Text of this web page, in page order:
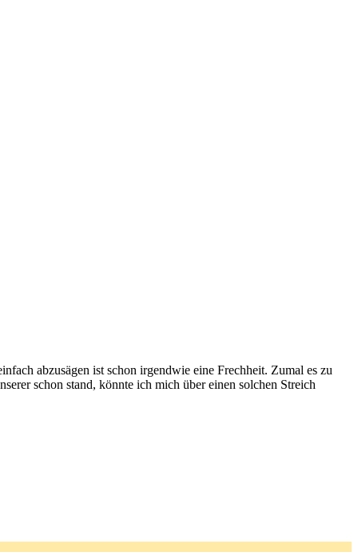
abzusägen ist schon irgendwie eine Frechheit. Zumal es zu
schon stand, könnte ich mich über einen solchen Streich